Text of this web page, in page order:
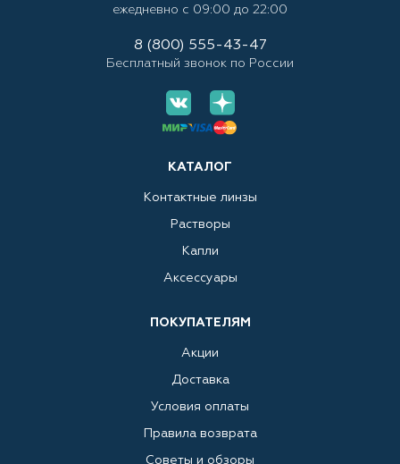
КАТАЛОГ
Контактные линзы
Растворы
Капли
Аксессуары
ПОКУПАТЕЛЯМ
Акции
Доставка
Условия оплаты
Правила возврата
Советы и обзоры
ежедневно с 09:00 до 22:00
8 (800) 555-43-47
Бесплатный звонок по России